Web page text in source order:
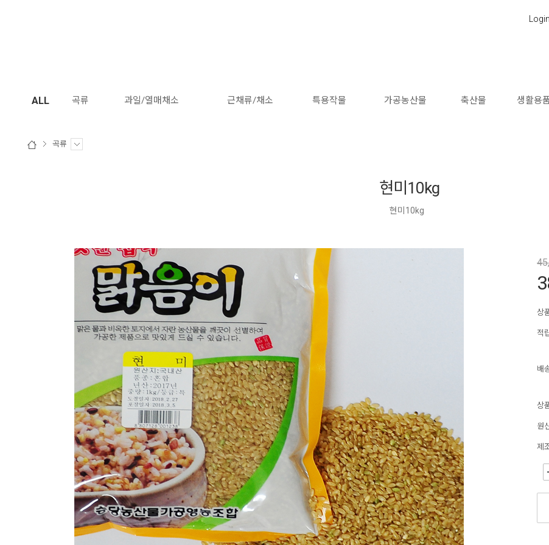
Login
ALL 곡류 과일/열매채소 근채류/채소 특용작물 가공농산물 축산물 생활용
곡류
현미10kg
현미10kg
상
적
배
상
원
제